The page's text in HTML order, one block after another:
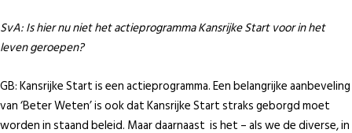
SvA:Is hier nu niet het actieprogramma Kansrijke Start voor in het
leven geroepen?
GB: Kansrijke Start is een actieprogramma. Een belangrijke aanbeveling
van ‘Beter Weten’ is ook dat Kansrijke Start straks geborgd moet
worden in staand beleid. Maar daarnaast is het – als we de diverse, in